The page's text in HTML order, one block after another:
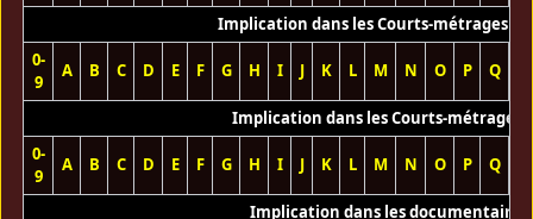
Implication dans les Courts-métrages
0-
9
A B C D E F G H I J K L M N O P Q
Implication dans les Courts-métrages
0-
9
A B C D E F G H I J K L M N O P Q
Implication dans les documentaires